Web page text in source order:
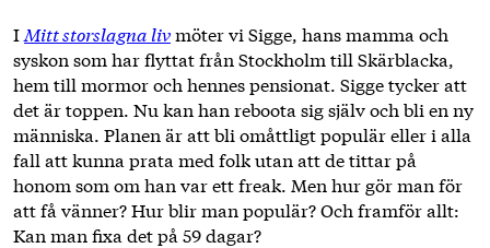
IMitt storslagna livmöter vi Sigge, hans mamma och
syskon som har flyttat från Stockholm till Skärblacka,
hem till mormor och hennes pensionat. Sigge tycker att
det är toppen. Nu kan han reboota sig själv och bli en ny
människa. Planen är att bli omåttligt populär eller i alla
fall att kunna prata med folk utan att de tittar på
honom som om han var ett freak. Men hur gör man för
att få vänner? Hur blir man populär? Och framför allt:
Kan man fixa det på 59 dagar?